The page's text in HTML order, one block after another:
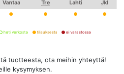
Vantaa Tre Lahti Jkl
heti verkosta tilauksesta ei varastossa
tuotteesta, ota meihin yhteyttä!
kysymyksen.